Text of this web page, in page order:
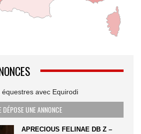
avec Equirodi
DÉPOSE UNE ANNONCE
APRECIOUS FELINAE DB Z –